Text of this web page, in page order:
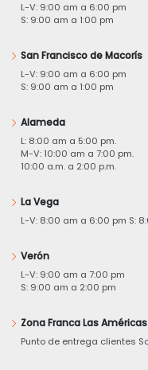
L-V: 9:00 am a 6:00 pm
S: 9:00 am a 1:00 pm
San Francisco de Macorís
L-V: 9:00 am a 6:00 pm
S: 9:00 am a 1:00 pm
Alameda
L: 8:00 am a 5:00 pm.
M-V: 10:00 am a 7:00 pm.
10:00 a.m. a 2:00 p.m.
La Vega
L-V: 8:00 am a 6:00 pm S:
Verón
L-V: 9:00 am a 7:00 pm
S: 9:00 am a 2:00 pm
Zona Franca Las Américas
Punto de entrega clientes